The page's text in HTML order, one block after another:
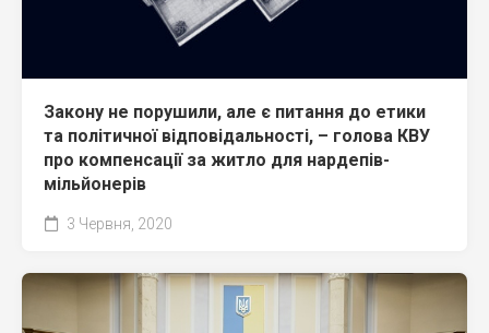
Закону не порушили, але є питання до етики
та політичної відповідальності, – голова КВУ
про компенсації за житло для нардепів-
мільйонерів
3 Червня, 2020